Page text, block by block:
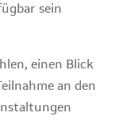
sein
einen Blick
an den